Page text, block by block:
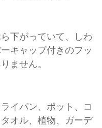
下がっていて、しわ
キャップ付きのフッ
ません。
イパン、ポット、コ
オル、植物、ガーデ